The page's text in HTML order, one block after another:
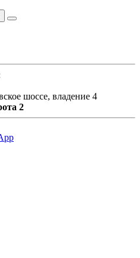
шоссе, владение 4
2